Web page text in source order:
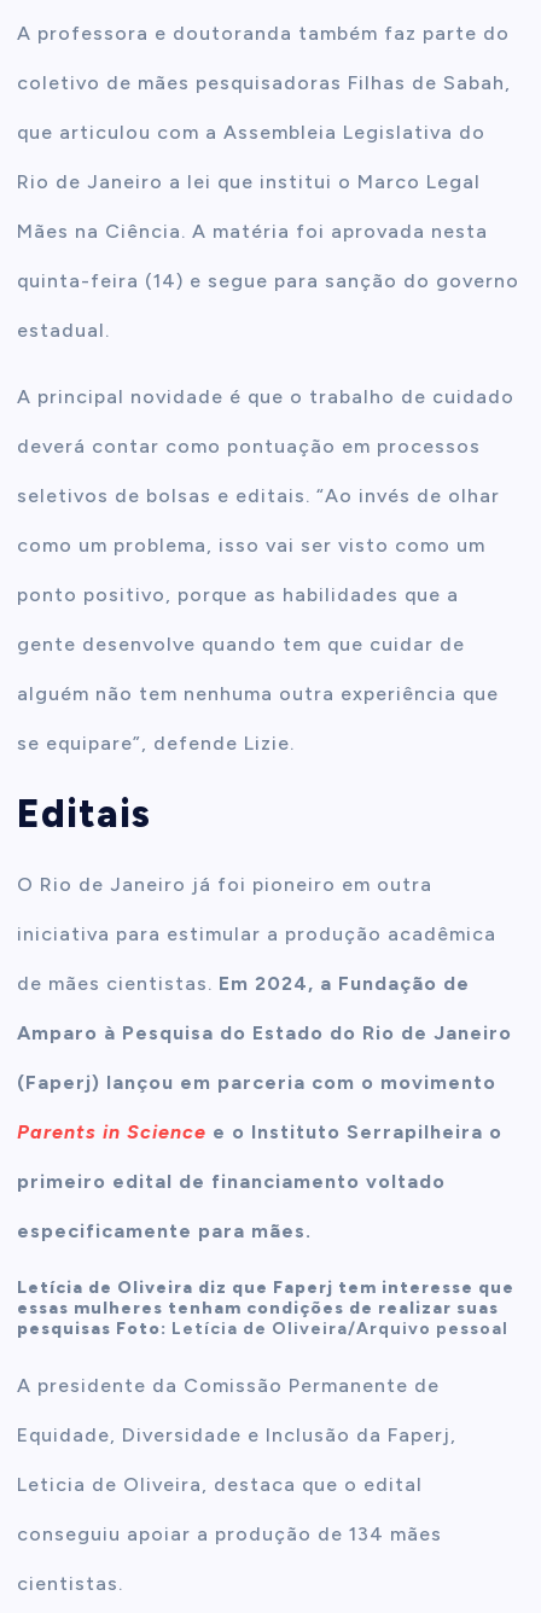
A professora e doutoranda também faz parte do
coletivo de mães pesquisadoras Filhas de Sabah,
que articulou com a Assembleia Legislativa do
Rio de Janeiro a lei que institui o Marco Legal
Mães na Ciência. A matéria foi aprovada nesta
quinta-feira (14) e segue para sanção do governo
estadual.
A principal novidade é que o trabalho de cuidado
deverá contar como pontuação em processos
seletivos de bolsas e editais. “Ao invés de olhar
como um problema, isso vai ser visto como um
ponto positivo, porque as habilidades que a
gente desenvolve quando tem que cuidar de
alguém não tem nenhuma outra experiência que
se equipare”, defende Lizie.
Editais
O Rio de Janeiro já foi pioneiro em outra
iniciativa para estimular a produção acadêmica
de mães cientistas. Em 2024, a Fundação de
Amparo à Pesquisa do Estado do Rio de Janeiro
(Faperj) lançou em parceria com o movimento
Parents in Science e o Instituto Serrapilheira o
primeiro edital de financiamento voltado
especificamente para mães.
Letícia de Oliveira diz que Faperj tem interesse que
essas mulheres tenham condições de realizar suas
pesquisas Foto: Letícia de Oliveira/Arquivo pessoal
A presidente da Comissão Permanente de
Equidade, Diversidade e Inclusão da Faperj,
Leticia de Oliveira, destaca que o edital
conseguiu apoiar a produção de 134 mães
cientistas.